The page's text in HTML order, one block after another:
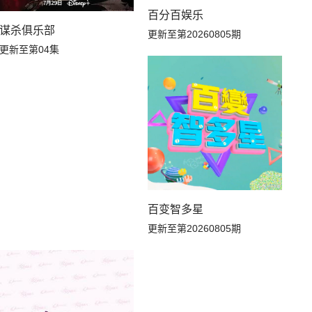
杀俱乐部
新至第04集
百分百娱乐
更新至第20260805期
百变智多星
更新至第20260805期